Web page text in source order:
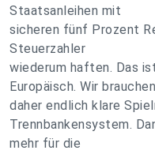
Staatsanleihen mit
sicheren fünf Prozent
Steuerzahler
wiederum haften. Das
Europäisch. Wir brauchen
daher endlich klare
Trennbankensystem.
mehr für die